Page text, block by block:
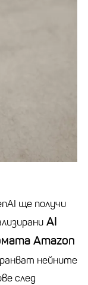
ще получи
AI
Amazon
нейните
след